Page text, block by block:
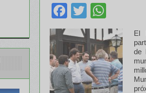
Facebook
Twitter
El
de